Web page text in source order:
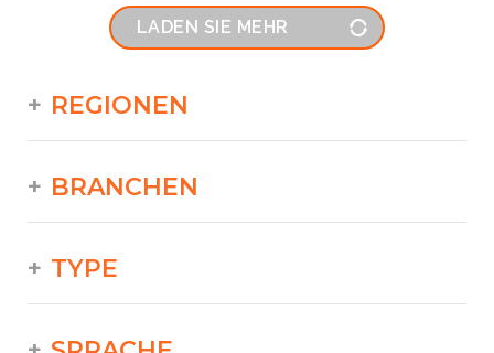
LADEN SIE MEHR
REGIONEN
BRANCHEN
TYPE